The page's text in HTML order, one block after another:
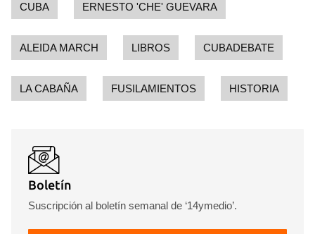
CUBA ERNESTO 'CHE' GUEVARA
ALEIDA MARCH LIBROS CUBADEBATE
LA CABAÑA FUSILAMIENTOS HISTORIA
Boletín
Suscripción al boletín semanal de ‘14ymedio’.